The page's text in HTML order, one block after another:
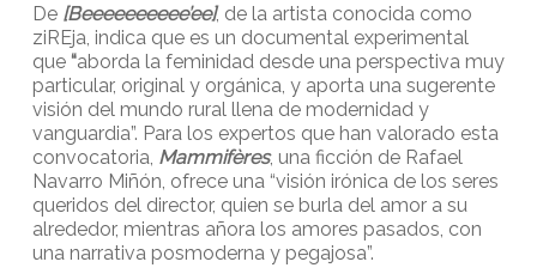
De [Beeeeeeeeee’ee], de la artista conocida como
ziREja, indica que es un documental experimental
que “aborda la feminidad desde una perspectiva muy
particular, original y orgánica, y aporta una sugerente
visión del mundo rural llena de modernidad y
vanguardia”. Para los expertos que han valorado esta
convocatoria, Mammifères, una ficción de Rafael
Navarro Miñón, ofrece una “visión irónica de los seres
queridos del director, quien se burla del amor a su
alrededor, mientras añora los amores pasados, con
una narrativa posmoderna y pegajosa”.